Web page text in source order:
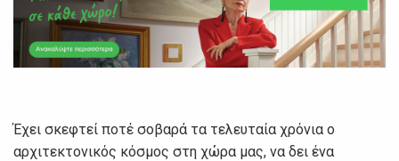
Έχει σκεφτεί ποτέ σοβαρά τα τελευταία χρόνια ο
αρχιτεκτονικός κόσμος στη χώρα μας, να δει ένα